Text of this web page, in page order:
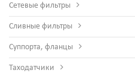
Сетевые фильтры
Сливные фильтры
Суппорта, фланцы
Таходатчики